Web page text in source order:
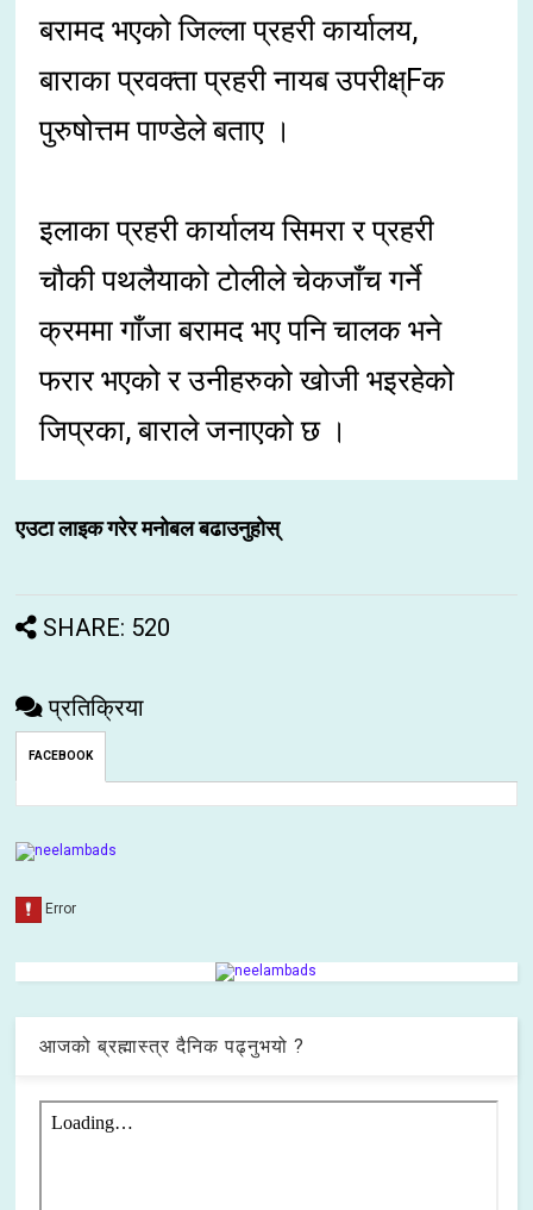
बरामद भएको जिल्ला प्रहरी कार्यालय,
बाराका प्रवक्ता प्रहरी नायब उपरीक्ष्Fक
पुरुषोत्तम पाण्डेले बताए ।
इलाका प्रहरी कार्यालय सिमरा र प्रहरी
चौकी पथलैयाको टोलीले चेकजाँच गर्ने
क्रममा गाँजा बरामद भए पनि चालक भने
फरार भएको र उनीहरुको खोजी भइरहेको
जिप्रका, बाराले जनाएको छ ।
एउटा लाइक गरेर मनोबल बढाउनुहोस्
SHARE: 520
प्रतिक्रिया
FACEBOOK
आजको ब्रह्मास्त्र दैनिक पढ्नुभयो ?